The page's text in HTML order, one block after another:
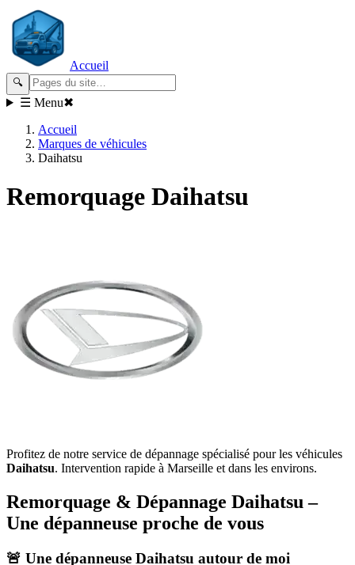
Accueil
🔍
☰ Menu✖
Accueil
Marques de véhicules
Daihatsu
Remorquage Daihatsu
Profitez de notre service de dépannage spécialisé pour les véhicules
Daihatsu. Intervention rapide à Marseille et dans les environs.
Remorquage & Dépannage Daihatsu –
Une dépanneuse proche de vous
🚨 Une dépanneuse Daihatsu autour de moi